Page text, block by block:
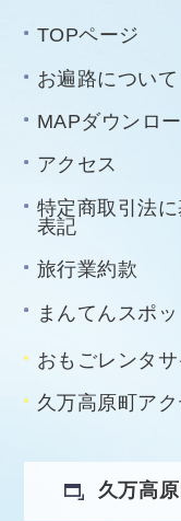
TOPページ
お遍路について
MAPダウンロ
アクセス
特定商取引法に
表記
旅行業約款
まんてんスポッ
おもごレンタ
久万高原町ア
久万高